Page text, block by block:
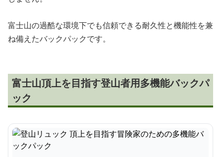
富士山の過酷な環境下でも信頼できる耐久性と機能性を兼
ね備えたバックパックです。
富士山頂上を目指す登山者用多機能バックパ
ック